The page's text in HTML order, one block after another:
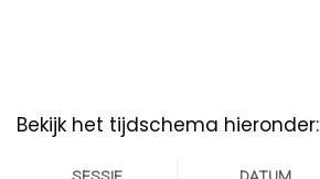
Bekijk het tijdschema hieronder:
SESSIE DATUM